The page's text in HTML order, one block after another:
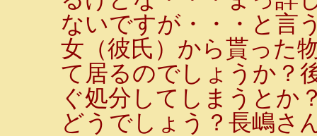
ないですが・・・と言
女（彼氏）から貰った
て居るのでしょうか？
ぐ処分してしまうとか
どうでしょう？長嶋さ